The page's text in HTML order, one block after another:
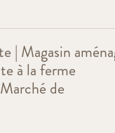
| Magasin
à la ferme
de